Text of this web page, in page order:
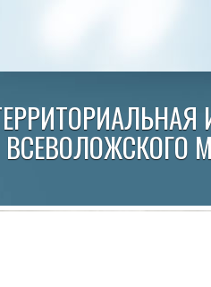
ВСЕВОЛОЖСКОГО